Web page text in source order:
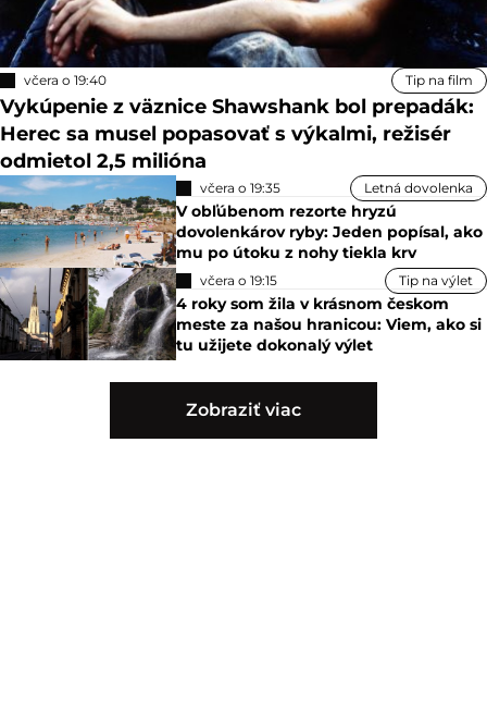
včera o 19:40 Tip na film
Vykúpenie z väznice Shawshank bol prepadák:
Herec sa musel popasovať s výkalmi, režisér
odmietol 2,5 milióna
včera o 19:35 Letná dovolenka
V obľúbenom rezorte hryzú
dovolenkárov ryby: Jeden popísal, ako
mu po útoku z nohy tiekla krv
včera o 19:15 Tip na výlet
4 roky som žila v krásnom českom
meste za našou hranicou: Viem, ako si
tu užijete dokonalý výlet
Zobraziť viac